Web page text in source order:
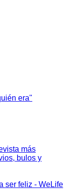
era"
más
bulos y
ser feliz - WeLife